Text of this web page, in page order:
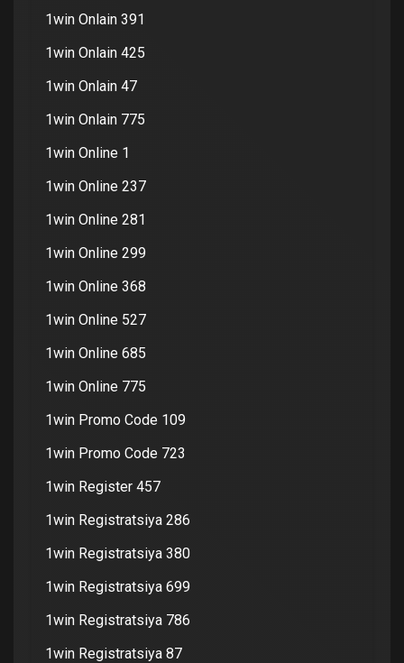
1win Onlain 391
1win Onlain 425
1win Onlain 47
1win Onlain 775
1win Online 1
1win Online 237
1win Online 281
1win Online 299
1win Online 368
1win Online 527
1win Online 685
1win Online 775
1win Promo Code 109
1win Promo Code 723
1win Register 457
1win Registratsiya 286
1win Registratsiya 380
1win Registratsiya 699
1win Registratsiya 786
1win Registratsiya 87